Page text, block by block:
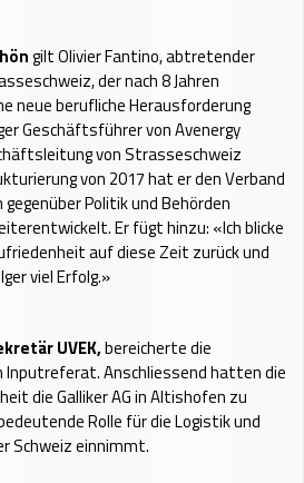
gilt Olivier Fantino, abtretender
der nach 8 Jahren
neue berufliche Herausforderung
Geschäftsführer von Avenergy
von Strasseschweiz
von 2017 hat er den Verband
Politik und Behörden
Er fügt hinzu: «Ich blicke
auf diese Zeit zurück und
viel Erfolg.»
UVEK,bereicherte die
Anschliessend hatten die
die Galliker AG in Altishofen zu
Rolle für die Logistik und
Schweiz einnimmt.